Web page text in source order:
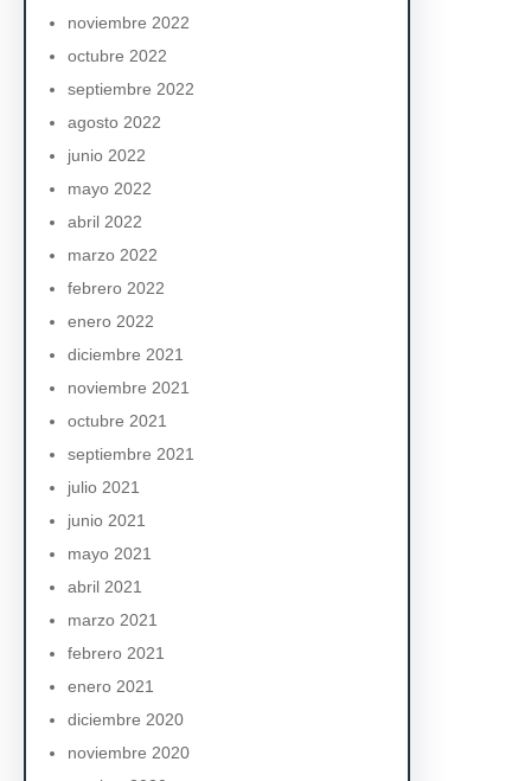
noviembre 2022
octubre 2022
septiembre 2022
agosto 2022
junio 2022
mayo 2022
abril 2022
marzo 2022
febrero 2022
enero 2022
diciembre 2021
noviembre 2021
octubre 2021
septiembre 2021
julio 2021
junio 2021
mayo 2021
abril 2021
marzo 2021
febrero 2021
enero 2021
diciembre 2020
noviembre 2020